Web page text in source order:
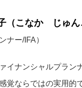
こなか じゅん
ナー/IFA）
イナンシャルプラン
覚ならではの実用的